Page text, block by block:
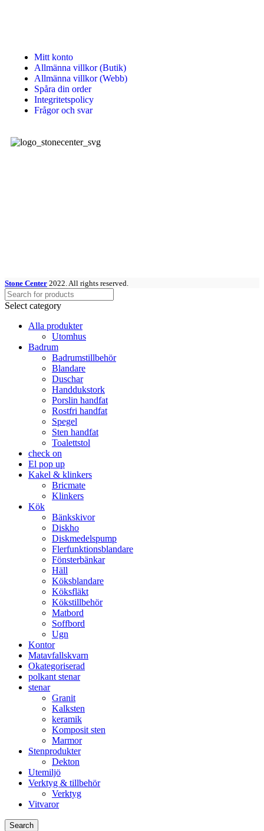
Mitt konto
Allmänna villkor (Butik)
Allmänna villkor (Webb)
Spåra din order
Integritetspolicy
Frågor och svar
Stone Center 2022. All rights reserved.
Select category
Alla produkter
Utomhus
Badrum
Badrumstillbehör
Blandare
Duschar
Handdukstork
Porslin handfat
Rostfri handfat
Spegel
Sten handfat
Toalettstol
check on
El pop up
Kakel & klinkers
Bricmate
Klinkers
Kök
Bänkskivor
Diskho
Diskmedelspump
Flerfunktionsblandare
Fönsterbänkar
Häll
Köksblandare
Köksfläkt​
Kökstillbehör
Matbord
Soffbord
Ugn​
Kontor
Matavfallskvarn
Okategoriserad
polkant stenar
stenar
Granit
Kalksten
keramik
Komposit sten
Marmor
Stenprodukter
Dekton
Utemiljö
Verktyg & tillbehör
Verktyg
Vitvaror
Search